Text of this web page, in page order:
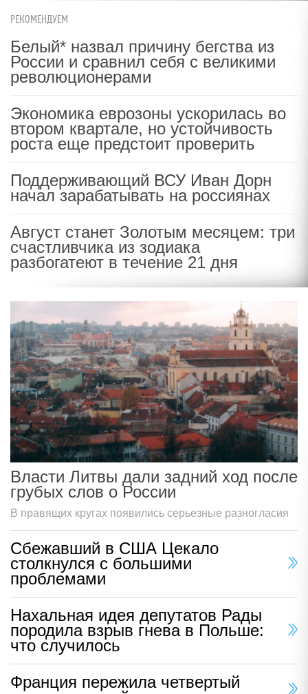
РЕКОМЕНДУЕМ
Белый* назвал причину бегства из
России и сравнил себя с великими
революционерами
Экономика еврозоны ускорилась во
втором квартале, но устойчивость
роста еще предстоит проверить
Поддерживающий ВСУ Иван Дорн
начал зарабатывать на россиянах
Август станет Золотым месяцем: три
счастливчика из зодиака
разбогатеют в течение 21 дня
Власти Литвы дали задний ход после
грубых слов о России
В правящих кругах появились серьезные разногласия
Сбежавший в США Цекало
столкнулся с большими
проблемами
Нахальная идея депутатов Рады
породила взрыв гнева в Польше:
что случилось
Франция пережила четвертый